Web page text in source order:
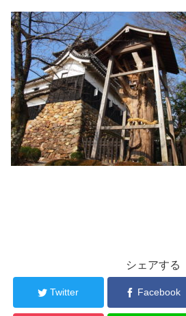
シェアする
Twitter Facebook